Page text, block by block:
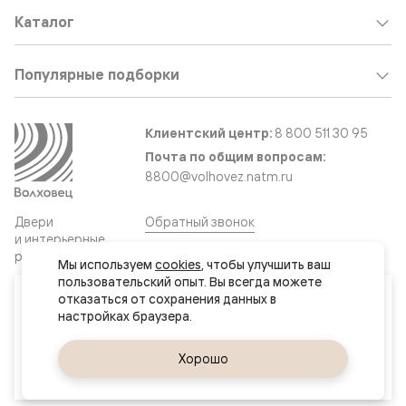
Ваш город
Двери
и интерьерные
решения
Каталог
Популярные подборки
Клиентский центр: 8 800 511 30 95
Почта по общим вопросам:
8800@volhovez.natm.ru
Обратный звонок
Сайт не является публичной офертой
Правовая информация
Дизайн сайта совместно с агентством
Супрематика
Мы используем cookies, чтобы улучшить ваш
пользовательский опыт. Вы всегда можете
отказаться от сохранения данных в
Хорошо